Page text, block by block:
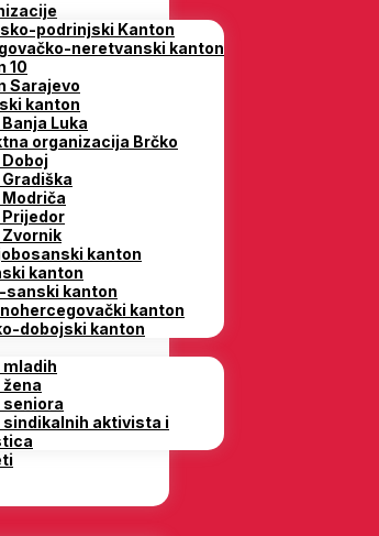
podrinjski Kanton
neretvanski kanton
10
Sarajevo
kanton
Luka
organizacija Brčko
Prijedor
Zvornik
kanton
kanton
sanski kanton
kanton
dobojski kanton
mladih
žena
seniora
sindikalnih aktivista i